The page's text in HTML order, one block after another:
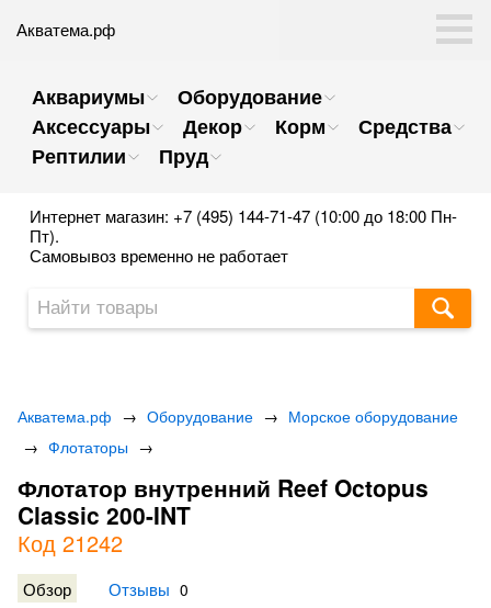
Акватема.рф
Аквариумы
Оборудование
Аксессуары
Декор Корм
Средства
Рептилии
Пруд
Интернет магазин: +7 (495) 144-71-47 (10:00 до 18:00 Пн-
Пт).
Самовывоз временно не работает
Акватема.рф → Оборудование → Морское оборудование
→ Флотаторы →
Флотатор внутренний Reef Octopus
Classic 200-INT
Код 21242
Обзор Отзывы 0